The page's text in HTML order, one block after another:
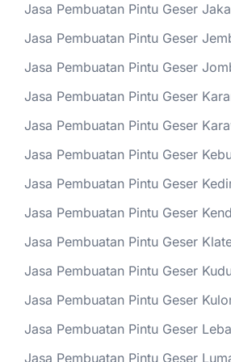
Jasa Pembuatan Pintu Geser
Jasa Pembuatan Pintu Geser
Jasa Pembuatan Pintu Geser
Jasa Pembuatan Pintu Geser
Jasa Pembuatan Pintu Geser
Jasa Pembuatan Pintu Geser
Jasa Pembuatan Pintu Geser
Jasa Pembuatan Pintu Geser
Jasa Pembuatan Pintu Geser
Jasa Pembuatan Pintu Geser
Jasa Pembuatan Pintu Geser
Jasa Pembuatan Pintu Geser
Jasa Pembuatan Pintu Geser